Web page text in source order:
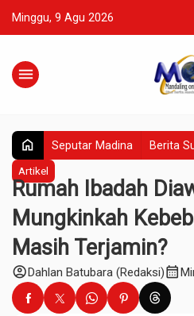
Minggu, 9 Agu 2026
menu
home Seputar Madina Berita
Artikel
Rumah Ibadah
Mungkinkah
Masih Terjamin?
account_circleDahlan Batubara (Redaksi)calendar_month